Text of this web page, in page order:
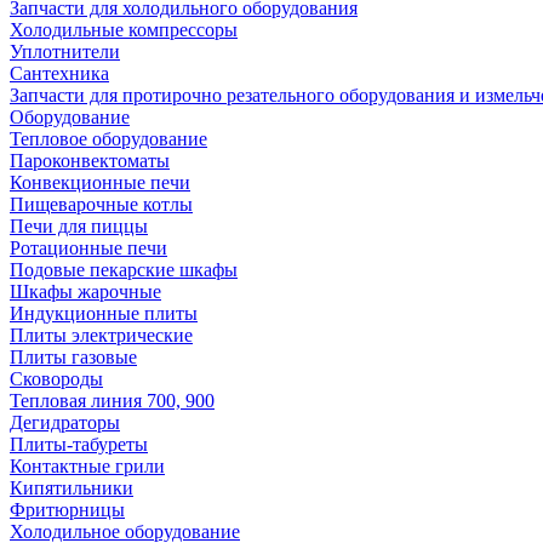
Запчасти для холодильного оборудования
Холодильные компрессоры
Уплотнители
Сантехника
Запчасти для протирочно резательного оборудования и
Оборудование
Тепловое оборудование
Пароконвектоматы
Конвекционные печи
Пищеварочные котлы
Печи для пиццы
Ротационные печи
Подовые пекарские шкафы
Шкафы жарочные
Индукционные плиты
Плиты электрические
Плиты газовые
Сковороды
Тепловая линия 700, 900
Дегидраторы
Плиты-табуреты
Контактные грили
Кипятильники
Фритюрницы
Холодильное оборудование